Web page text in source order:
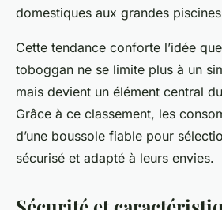
domestiques aux grandes
Cette tendance conforte l’idée
toboggan ne se limite plus à un
mais devient un élément central
Grâce à ce classement, les
d’une boussole fiable pour
sécurisé et adapté à leurs envies.